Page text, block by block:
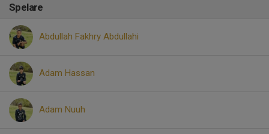
Spelare
Abdullah Fakhry Abdullahi
Adam Hassan
Adam Nuuh